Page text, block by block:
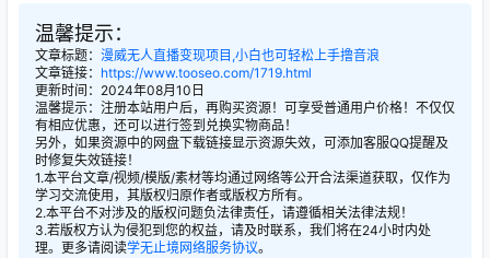
温馨提示：
文章标题： 漫威无人直播变现项目,小白也可轻松上手撸音浪
文章链接： https://www.tooseo.com/1719.html
更新时间：2024年08月10日
温馨提示：注册本站用户后，再购买资源！可享受普通用户价格！不仅仅
有相应优惠，还可以进行签到兑换实物商品！
另外，如果资源中的网盘下载链接显示资源失效，可添加客服QQ提醒及
时修复失效链接！
1.本平台文章/视频/模版/素材等均通过网络等公开合法渠道获取，仅作为
学习交流使用，其版权归原作者或版权方所有。
2.本平台不对涉及的版权问题负法律责任，请遵循相关法律法规！
3.若版权方认为侵犯到您的权益，请及时联系，我们将在24小时内处
理。更多请阅读学无止境网络服务协议。